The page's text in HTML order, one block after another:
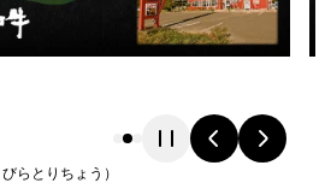
びらとりちょう ）